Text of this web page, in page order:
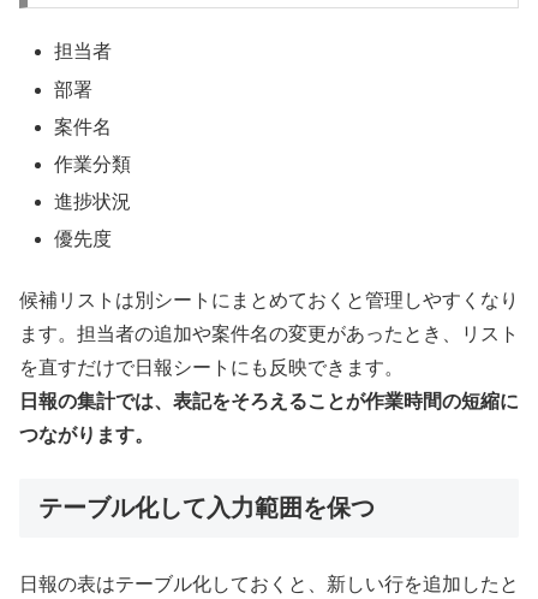
担当者
部署
案件名
作業分類
進捗状況
優先度
候補リストは別シートにまとめておくと管理しやすくなり
ます。担当者の追加や案件名の変更があったとき、リスト
を直すだけで日報シートにも反映できます。
日報の集計では、表記をそろえることが作業時間の短縮に
つながります。
テーブル化して入力範囲を保つ
日報の表はテーブル化しておくと、新しい行を追加したと